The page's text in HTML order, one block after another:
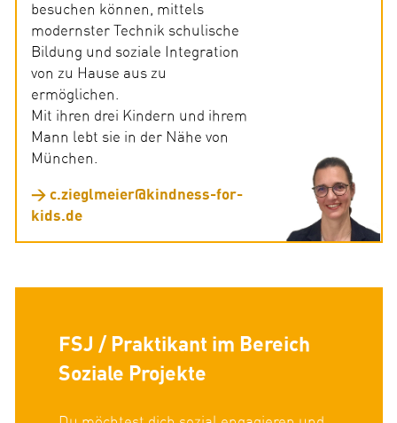
besuchen können, mittels
modernster Technik schulische
Bildung und soziale Integration
von zu Hause aus zu
ermöglichen.
Mit ihren drei Kindern und ihrem
Mann lebt sie in der Nähe von
München.
c.zieglmeier@kindness-for-
kids.de
FSJ / Praktikant im Bereich
Soziale Projekte